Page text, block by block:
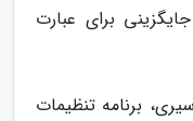
برای عبارت
برنامه تنظیمات